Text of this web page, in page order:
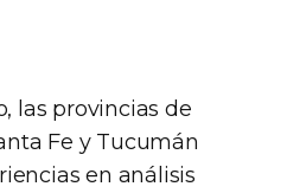
las provincias de
Fe y Tucumán
en análisis